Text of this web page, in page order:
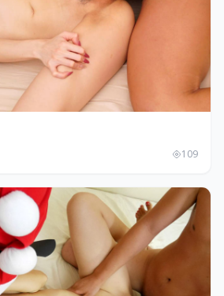
109